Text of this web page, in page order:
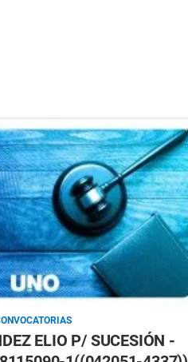
ELIO P/ SUCESIÓN -